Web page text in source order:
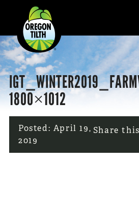
1800×1012
Share
Posted: April 19,
2019